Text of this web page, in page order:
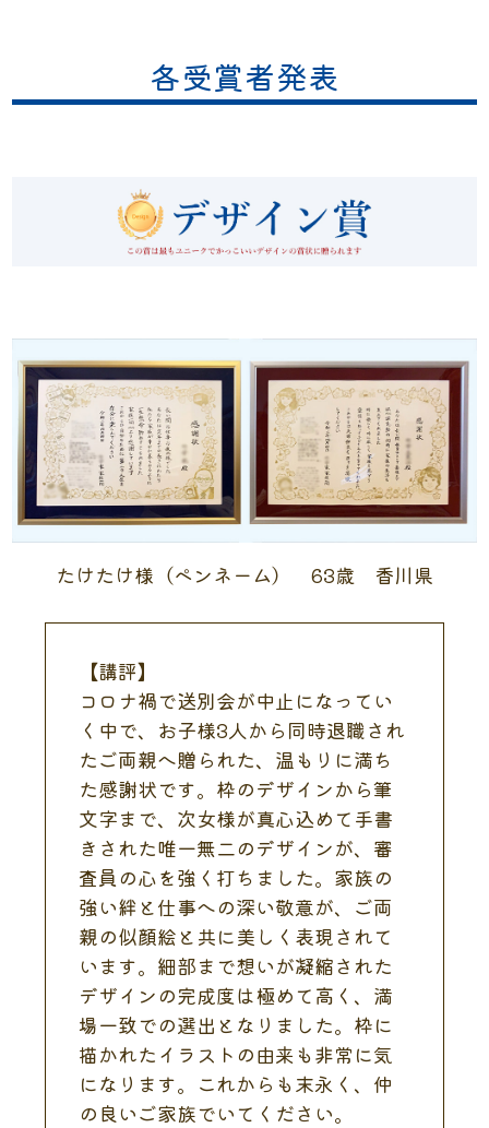
各受賞者発表
たけたけ様（ペンネーム） 63歳 香川県
【講評】
コロナ禍で送別会が中止になってい
く中で、お子様3人から同時退職され
たご両親へ贈られた、温もりに満ち
た感謝状です。枠のデザインから筆
文字まで、次女様が真心込めて手書
きされた唯一無二のデザインが、審
査員の心を強く打ちました。家族の
強い絆と仕事への深い敬意が、ご両
親の似顔絵と共に美しく表現されて
います。細部まで想いが凝縮された
デザインの完成度は極めて高く、満
場一致での選出となりました。枠に
描かれたイラストの由来も非常に気
になります。これからも末永く、仲
の良いご家族でいてください。